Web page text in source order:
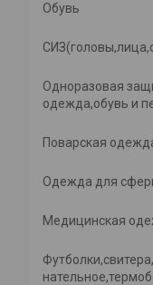
Обувь
Одноразовая
одежда,обувь и
Поварская
Одежда для
Медицинская